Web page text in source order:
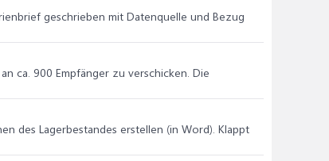
geschrieben mit Datenquelle und Bezug
ca. 900 Empfänger zu verschicken. Die
des Lagerbestandes erstellen (in Word). Klappt